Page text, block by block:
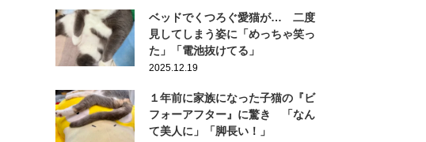
ベッドでくつろぐ愛猫が… 二度
見してしまう姿に「めっちゃ笑っ
た」「電池抜けてる」
2025.12.19
１年前に家族になった子猫の『ビ
フォーアフター』に驚き 「なん
て美人に」「脚長い！」